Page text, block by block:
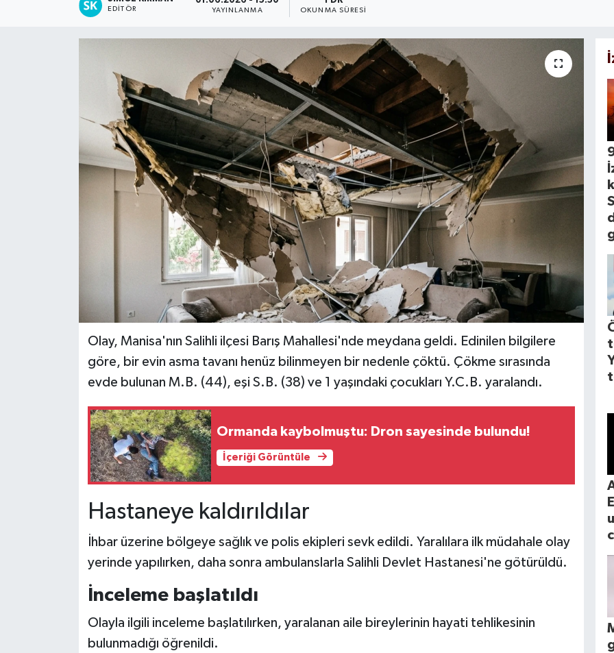
EDITÖR YAYINLANMA OKUNMA SÜRESI
Olay, Manisa'nın Salihli ilçesi Barış Mahallesi'nde meydana geldi. Edinilen bilgilere
göre, bir evin asma tavanı henüz bilinmeyen bir nedenle çöktü. Çökme sırasında
evde bulunan M.B. (44), eşi S.B. (38) ve 1 yaşındaki çocukları Y.C.B. yaralandı.
Ormanda kaybolmuştu: Dron sayesinde bulundu!
İçeriği Görüntüle
Hastaneye kaldırıldılar
İhbar üzerine bölgeye sağlık ve polis ekipleri sevk edildi. Yaralılara ilk müdahale olay
yerinde yapılırken, daha sonra ambulanslarla Salihli Devlet Hastanesi'ne götürüldü.
İnceleme başlatıldı
Olayla ilgili inceleme başlatılırken, yaralanan aile bireylerinin hayati tehlikesinin
bulunmadığı öğrenildi.
Tatil ve Seyahat
Okul Gazetesi